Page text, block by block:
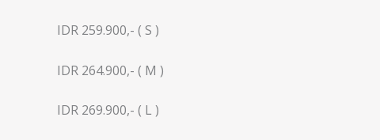
IDR 259.900,- ( S )
IDR 264.900,- ( M )
IDR 269.900,- ( L )